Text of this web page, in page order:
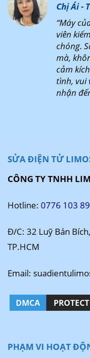
Chị Ái -
“Máy
viên
chóng.
mà,
cảm
tình, vui
nhận
SỬA ĐIỆN TỬ
CÔNG TY TNHH
Hotline: 0776 103
Đ/C: 32 Luỹ Bán
TP.HCM
Email:
PHẠM VI HOẠT